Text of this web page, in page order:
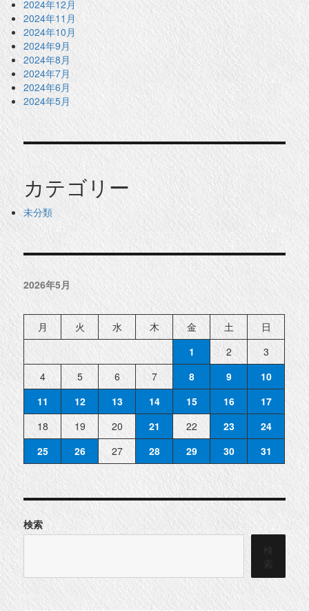
2024年12月
2024年11月
2024年10月
2024年9月
2024年8月
2024年7月
2024年6月
2024年5月
カテゴリー
未分類
2026年5月
月 火 水 木 金 土
日
1
2
3
4
5 6 7 8 9
10
11
12 13 14 15 16
17
18
19 20 21 22 23
24
25
26 27 28 29 30 31
検索
検
索